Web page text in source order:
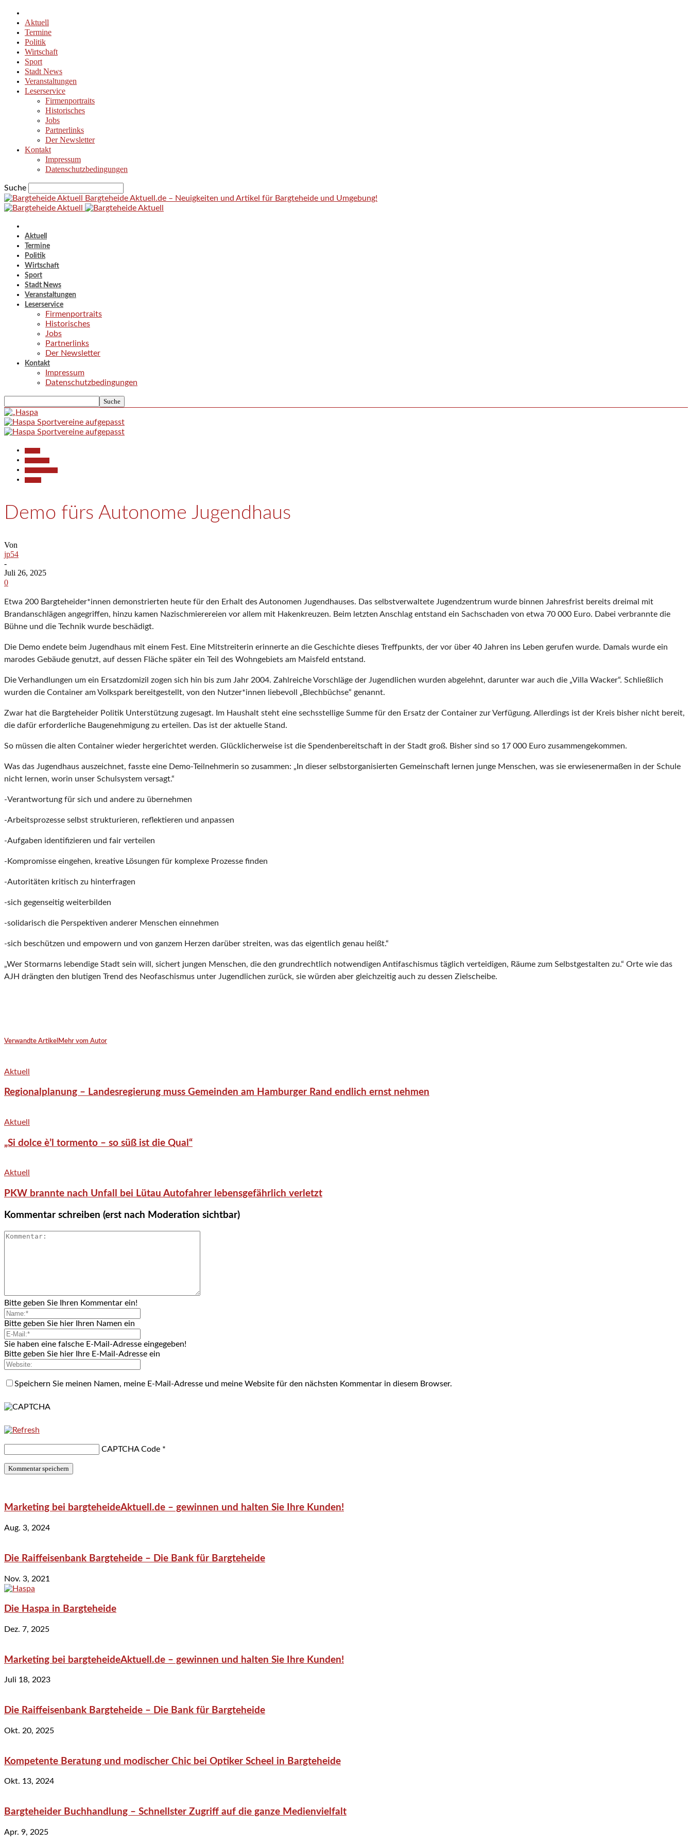
Aktuell
Termine
Politik
Wirtschaft
Sport
Stadt News
Veranstaltungen
Leserservice
Firmenportraits
Historisches
Jobs
Partnerlinks
Der Newsletter
Kontakt
Impressum
Datenschutzbedingungen
Suche
Bargteheide Aktuell.de – Neuigkeiten und Artikel für Bargteheide und Umgebung!
Aktuell
Termine
Politik
Wirtschaft
Sport
Stadt News
Veranstaltungen
Leserservice
Firmenportraits
Historisches
Jobs
Partnerlinks
Der Newsletter
Kontakt
Impressum
Datenschutzbedingungen
Demo fürs Autonome Jugendhaus
Von
jp54
-
Juli 26, 2025
0
Etwa 200 Bargteheider*innen demonstrierten heute für den Erhalt des Autonomen Jugendhauses. Das selbstverwaltete Jugendzentrum wurde binnen Jahresfrist bereits dreimal mit
Brandanschlägen angegriffen, hinzu kamen Nazischmierereien vor allem mit Hakenkreuzen. Beim letzten Anschlag entstand ein Sachschaden von etwa 70 000 Euro. Dabei verbrannte die
Bühne und die Technik wurde beschädigt.
Die Demo endete beim Jugendhaus mit einem Fest. Eine Mitstreiterin erinnerte an die Geschichte dieses Treffpunkts, der vor über 40 Jahren ins Leben gerufen wurde. Damals wurde ein
marodes Gebäude genutzt, auf dessen Fläche später ein Teil des Wohngebiets am Maisfeld entstand.
Die Verhandlungen um ein Ersatzdomizil zogen sich hin bis zum Jahr 2004. Zahlreiche Vorschläge der Jugendlichen wurden abgelehnt, darunter war auch die „Villa Wacker“. Schließlich
wurden die Container am Volkspark bereitgestellt, von den Nutzer*innen liebevoll „Blechbüchse“ genannt.
Zwar hat die Bargteheider Politik Unterstützung zugesagt. Im Haushalt steht eine sechsstellige Summe für den Ersatz der Container zur Verfügung. Allerdings ist der Kreis bisher nicht bereit,
die dafür erforderliche Baugenehmigung zu erteilen. Das ist der aktuelle Stand.
So müssen die alten Container wieder hergerichtet werden. Glücklicherweise ist die Spendenbereitschaft in der Stadt groß. Bisher sind so 17 000 Euro zusammengekommen.
Was das Jugendhaus auszeichnet, fasste eine Demo-Teilnehmerin so zusammen: „In dieser selbstorganisierten Gemeinschaft lernen junge Menschen, was sie erwiesenermaßen in der Schule
nicht lernen, worin unser Schulsystem versagt.“
-Verantwortung für sich und andere zu übernehmen
-Arbeitsprozesse selbst strukturieren, reflektieren und anpassen
-Aufgaben identifizieren und fair verteilen
-Kompromisse eingehen, kreative Lösungen für komplexe Prozesse finden
-Autoritäten kritisch zu hinterfragen
-sich gegenseitig weiterbilden
-solidarisch die Perspektiven anderer Menschen einnehmen
-sich beschützen und empowern und von ganzem Herzen darüber streiten, was das eigentlich genau heißt.“
„Wer Stormarns lebendige Stadt sein will, sichert jungen Menschen, die den grundrechtlich notwendigen Antifaschismus täglich verteidigen, Räume zum Selbstgestalten zu.“ Orte wie das
AJH drängten den blutigen Trend des Neofaschismus unter Jugendlichen zurück, sie würden aber gleichzeitig auch zu dessen Zielscheibe.
Verwandte Artikel Mehr vom Autor
Aktuell
Regionalplanung – Landesregierung muss Gemeinden am Hamburger Rand endlich ernst nehmen
Aktuell
„Si dolce è’l tormento – so süß ist die Qual“
Aktuell
PKW brannte nach Unfall bei Lütau Autofahrer lebensgefährlich verletzt
Kommentar schreiben (erst nach Moderation sichtbar)
Bitte geben Sie Ihren Kommentar ein!
Bitte geben Sie hier Ihren Namen ein
Sie haben eine falsche E-Mail-Adresse eingegeben!
Bitte geben Sie hier Ihre E-Mail-Adresse ein
Speichern Sie meinen Namen, meine E-Mail-Adresse und meine Website für den nächsten Kommentar in diesem Browser.
CAPTCHA Code *
Marketing bei bargteheideAktuell.de – gewinnen und halten Sie Ihre Kunden!
Aug. 3, 2024
Die Raiffeisenbank Bargteheide – Die Bank für Bargteheide
Nov. 3, 2021
Die Haspa in Bargteheide
Dez. 7, 2025
Marketing bei bargteheideAktuell.de – gewinnen und halten Sie Ihre Kunden!
Juli 18, 2023
Die Raiffeisenbank Bargteheide – Die Bank für Bargteheide
Okt. 20, 2025
Kompetente Beratung und modischer Chic bei Optiker Scheel in Bargteheide
Okt. 13, 2024
Bargteheider Buchhandlung – Schnellster Zugriff auf die ganze Medienvielfalt
Apr. 9, 2025